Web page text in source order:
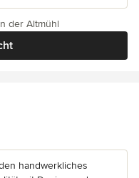
der Altmühl
5 Sternen
handwerkliches